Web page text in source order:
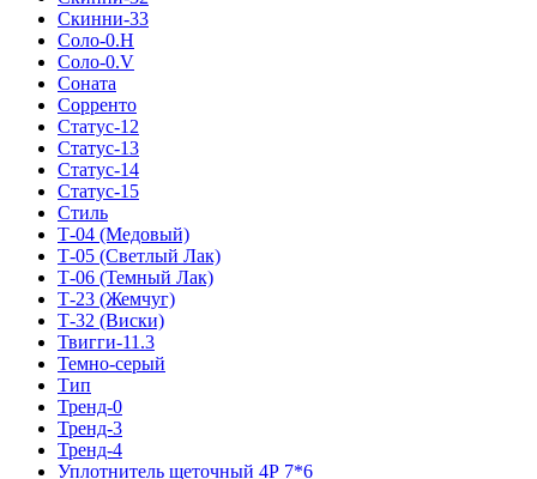
Скинни-33
Соло-0.H
Соло-0.V
Соната
Сорренто
Статус-12
Статус-13
Статус-14
Статус-15
Стиль
Т-04 (Медовый)
Т-05 (Светлый Лак)
Т-06 (Темный Лак)
Т-23 (Жемчуг)
Т-32 (Виски)
Твигги-11.3
Темно-серый
Тип
Тренд-0
Тренд-3
Тренд-4
Уплотнитель щеточный 4Р 7*6